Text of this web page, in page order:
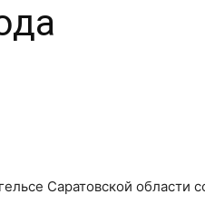
Саратовской области